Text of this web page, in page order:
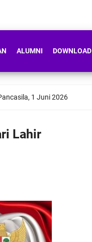
ALUMNI DOWNLOAD
1 Juni 2026
Lahir